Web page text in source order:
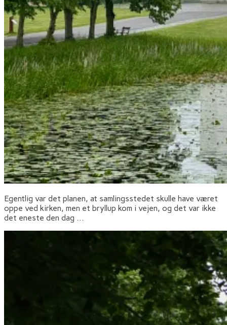
Egentlig var det planen, at samlingsstedet skulle have været
oppe ved kirken, men et bryllup kom i vejen, og det var ikke
det eneste den dag …